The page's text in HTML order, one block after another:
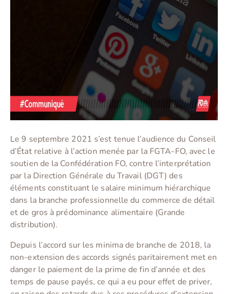
Le 9 septembre 2021 s’est tenue l’audience du Conseil
d’État relative à l’action menée par la FGTA-FO, avec le
soutien de la Confédération FO, contre l’interprétation
par la Direction Générale du Travail (DGT) des
éléments constituant le salaire minimum hiérarchique
dans la branche professionnelle du commerce de détail
et de gros à prédominance alimentaire (Grande
distribution).
Depuis l’accord sur les minima de branche de 2018, la
non-extension des accords signés paritairement met en
danger le paiement de la prime de fin d’année et des
temps de pause payés, ce qui a eu pour effet de priver,